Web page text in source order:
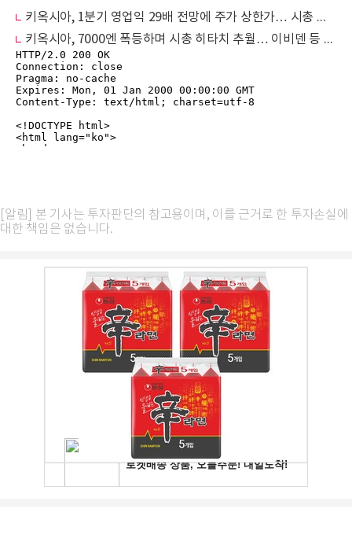
키옥시아, 1분기 영업익 29배 전망에 주가 상한가… 시총 日 4위 도약
키옥시아, 7000엔 폭등하며 시총 히타치 추월… 이비덴 등 반도체주 동반 강세
[알림] 본 기사는 투자판단의 참고용이며, 이를 근거로 한 투자손실에
대한 책임은 없습니다.